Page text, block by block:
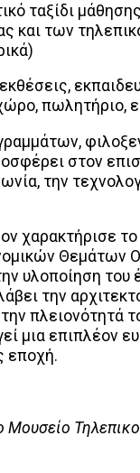
ταξίδι
και των
πωλητήριο,
στον
την
χαρακτήρισε
Θεμάτων
υλοποίηση του
την
πλειονότητά
μια επιπλέον
εποχή.
Μουσείο